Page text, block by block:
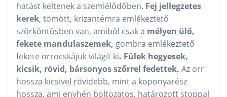
hatást keltenek a szemlélődőben. Fej jellegzetes
kerek, tömött, krizantémra emlékeztető
szőrköntösben van, amiből csak a mélyen ülő,
fekete mandulaszemek, gombra emlékeztető
fekete orrocskájuk világít ki. Fülek hegyesek,
kicsik, rövid, bársonyos szőrrel fedettek. Az orr
hossza kicsivel rövidebb, mint a koponyarész
hossza, ami enyhén boltozatos, határozott stoppal